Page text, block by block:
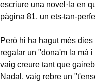
escriure una novel·la en
pàgina 81, un ets-tan-
Però hi ha hagut més
regalar un "dona'm la mà
vaig creure tant que
Nadal, vaig rebre un